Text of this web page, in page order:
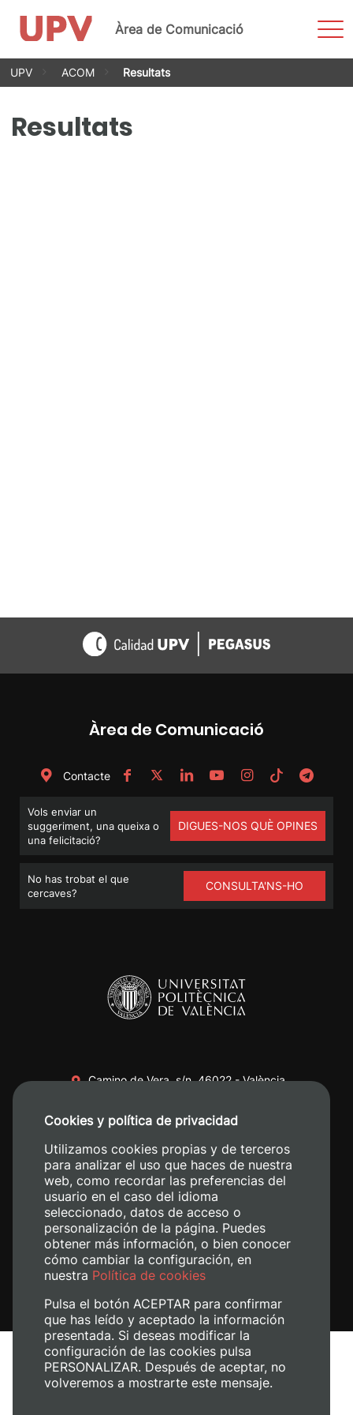
Vés
Àrea de Comunicació
UPV ACOM Resultats
Resultats
Àrea de Comunicació
Contacte
Vols enviar un
suggeriment, una queixa o
una felicitació?
DIGUES-NOS QUÈ OPINES
No has trobat el que
cercaves?
CONSULTA'NS-HO
Camino de Vera, s/n. 46022 - València
+34 620 04 00 50
Avís legal
Política de cookies
Cookies y política de privacidad
Utilizamos cookies propias y de terceros
para analizar el uso que haces de nuestra
web, como recordar las preferencias del
usuario en el caso del idioma
seleccionado, datos de acceso o
personalización de la página. Puedes
obtener más información, o bien conocer
cómo cambiar la configuración, en
nuestra Política de cookies
Pulsa el botón ACEPTAR para confirmar
que has leído y aceptado la información
presentada. Si deseas modificar la
configuración de las cookies pulsa
PERSONALIZAR. Después de aceptar, no
volveremos a mostrarte este mensaje.